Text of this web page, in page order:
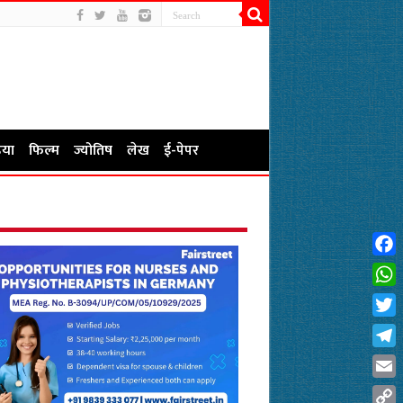
फिल्म ज्योतिष लेख ई-पेपर